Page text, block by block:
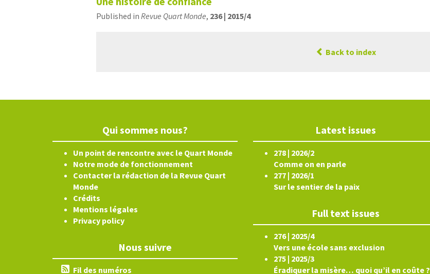
Published in Revue Quart Monde, 236 | 2015/4
Back to index
Qui sommes nous?
Un point de rencontre avec le Quart Monde
Notre mode de fonctionnement
Contacter la rédaction de la Revue Quart
Monde
Crédits
Mentions légales
Privacy policy
Nous suivre
Fil des numéros
Latest issues
278 | 2026/2
Comme on en parle
277 | 2026/1
Sur le sentier de la paix
Full text issues
276 | 2025/4
Vers une école sans exclusion
275 | 2025/3
Éradiquer la misère… quoi qu’il en coûte ?